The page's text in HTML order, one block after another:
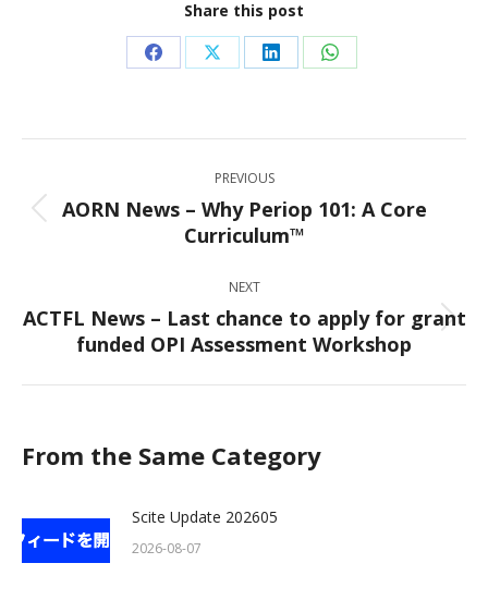
Share this post
Share
Facebook
Share
X
Share
LinkedIn
Share
WhatsApp
navigation
PREVIOUS
Previous
post:
AORN News – Why Periop 101: A Core
Curriculum™
NEXT
Next
post:
ACTFL News – Last chance to apply for grant
funded OPI Assessment Workshop
From the Same Category
Scite Update 202605
2026-08-07